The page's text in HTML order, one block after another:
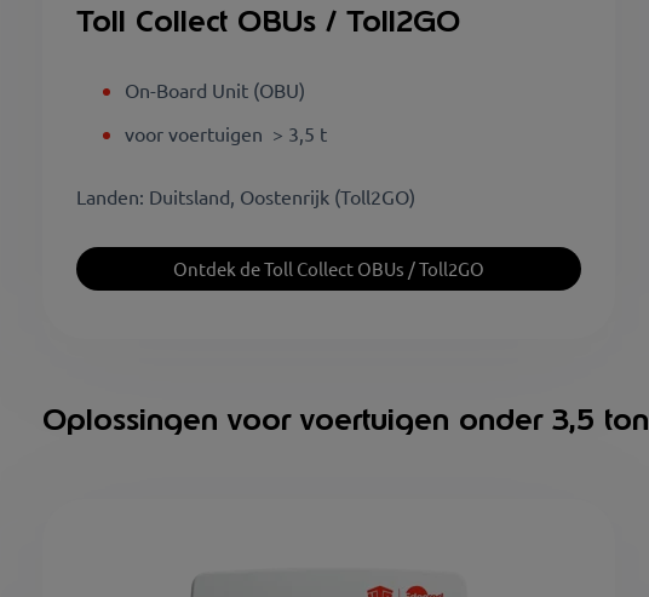
Toll Collect OBUs / Toll2GO
On-Board Unit (OBU)
voor voertuigen > 3,5 t
Landen: Duitsland, Oostenrijk (Toll2GO)
Ontdek de Toll Collect OBUs / Toll2GO
Oplossingen voor voertuigen onder 3,5 ton